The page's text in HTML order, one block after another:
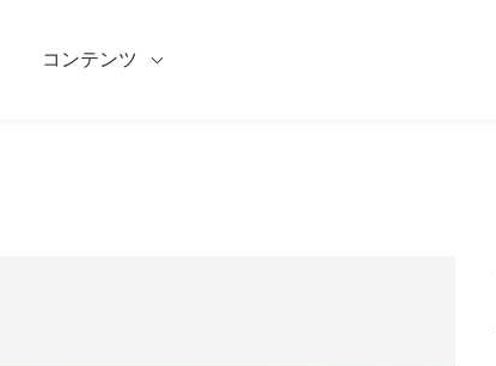
コンテンツ